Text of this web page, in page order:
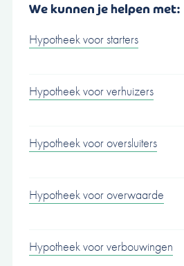
We kunnen je helpen met:
Hypotheek voor starters
Hypotheek voor verhuizers
Hypotheek voor oversluiters
Hypotheek voor overwaarde
Hypotheek voor verbouwingen